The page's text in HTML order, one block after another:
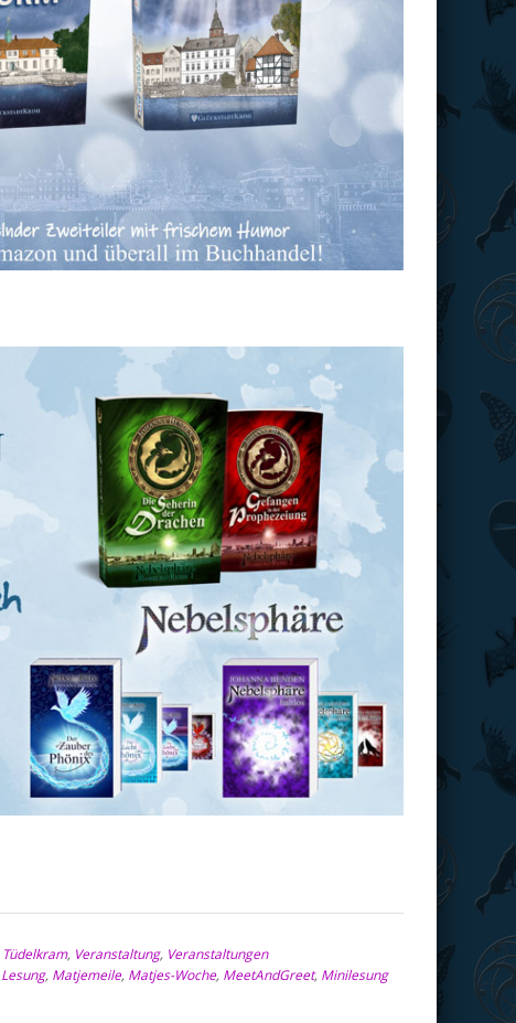
Tüdelkram, Veranstaltung, Veranstaltungen
Lesung, Matjemeile, Matjes-Woche, MeetAndGreet, Minilesung